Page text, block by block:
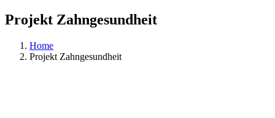
Projekt Zahngesundheit
Home
Projekt Zahngesundheit